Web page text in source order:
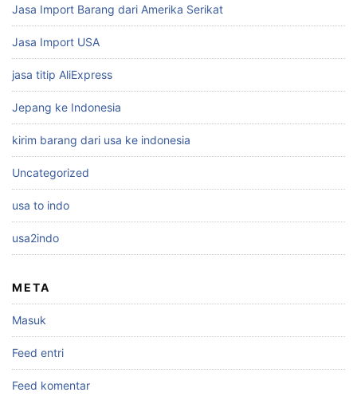
Jasa Import Barang dari Amerika Serikat
Jasa Import USA
jasa titip AliExpress
Jepang ke Indonesia
kirim barang dari usa ke indonesia
Uncategorized
usa to indo
usa2indo
META
Masuk
Feed entri
Feed komentar